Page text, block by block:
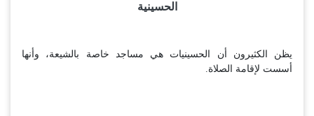
الحسينية
يظن الكثيرون أن الحسينيات هي مساجد خاصة بالشيعة، وأنها
أسست لإقامة الصلاة.